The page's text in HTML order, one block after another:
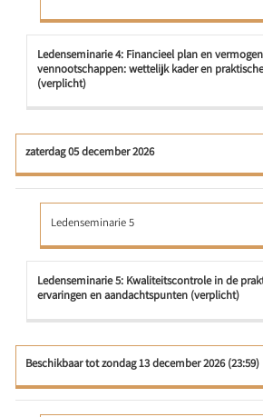
Ledenseminarie 4: Financieel plan en
vennootschappen: wettelijk kader en
(verplicht)
zaterdag 05 december 2026
Ledenseminarie 5
Ledenseminarie 5: Kwaliteitscontrole in de
ervaringen en aandachtspunten (verplicht)
Beschikbaar tot zondag 13 december 2026 (23:59)